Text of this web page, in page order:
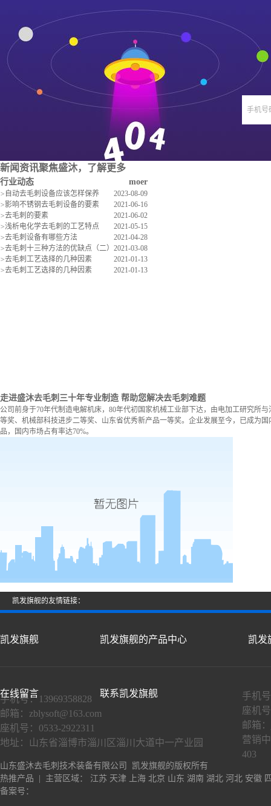
手机号
新闻资讯聚焦盛沐，了解更多
moer
行业动态
2023-08-09
> 自动去毛刺设备应该怎样保养
2021-06-16
>影响不锈钢去毛刺设备的要素
2021-06-02
>去毛刺的要素
2021-05-15
>浅析电化学去毛刺的工艺特点
2021-04-28
>去毛刺设备有哪些方法
2021-03-08
>去毛刺十三种方法的优缺点（二）
2021-01-13
>去毛刺工艺选择的几种因素
2021-01-13
>去毛刺工艺选择的几种因素
走进盛沐去毛刺 三十年专业制造 帮助您解决去毛刺难题
公司前身于70年代制造电解机床，80年代初国家机械工业部下达，由电加工研究所
等奖、机械部科技进步二等奖、山东省优秀新产品一等奖。企业发展至今，已成为
品，国内市场占有率达70%。
凯发旗舰的友情链接：
凯发旗舰 凯发旗舰的产品中心 凯发
在线留言 联系凯发旗舰
手机号：13969358828
邮箱： zblysoft@163.com
座机号：0533-2922311
地址：山东省淄博市淄川区淄川大道中一产业园
手机
座机
邮箱：
营销
403
山东盛沐去毛刺技术装备有限公司 凯发旗舰的版权所有
热推产品 | 主营区域： 江苏 天津 上海 北京 山东 湖南 湖北 河北 安徽
备案号：